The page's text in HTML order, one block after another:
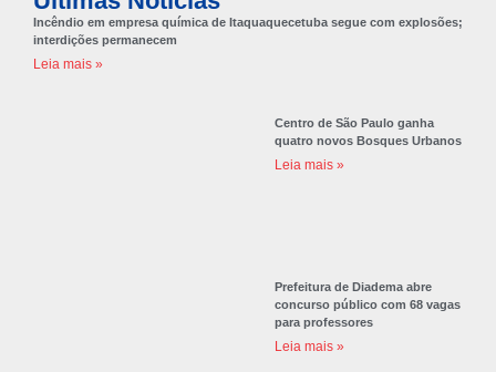
Incêndio em empresa química de Itaquaquecetuba segue com explosões;
interdições permanecem
Leia mais »
Centro de São Paulo ganha
quatro novos Bosques Urbanos
Leia mais »
Prefeitura de Diadema abre
concurso público com 68 vagas
para professores
Leia mais »